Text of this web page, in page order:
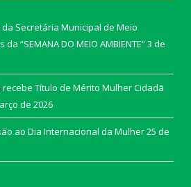
Secretária Municipal de Meio
“SEMANA DO MEIO AMBIENTE”3 de
Título de Mérito Mulher Cidadã
de 2026
ao Dia Internacional da Mulher25 de